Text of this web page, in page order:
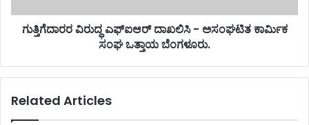
ಗುತ್ತಿಗೆದಾರರ ವಿರುದ್ಧ ಎಫ್‌ಐಆರ್ ದಾಖಲಿಸಿ - ಅಸಂಘಟಿತ ಕಾರ್ಮಿಕ
ಸಂಘ ಒತ್ತಾಯ ಬೆಂಗಳೂರು.
Related Articles